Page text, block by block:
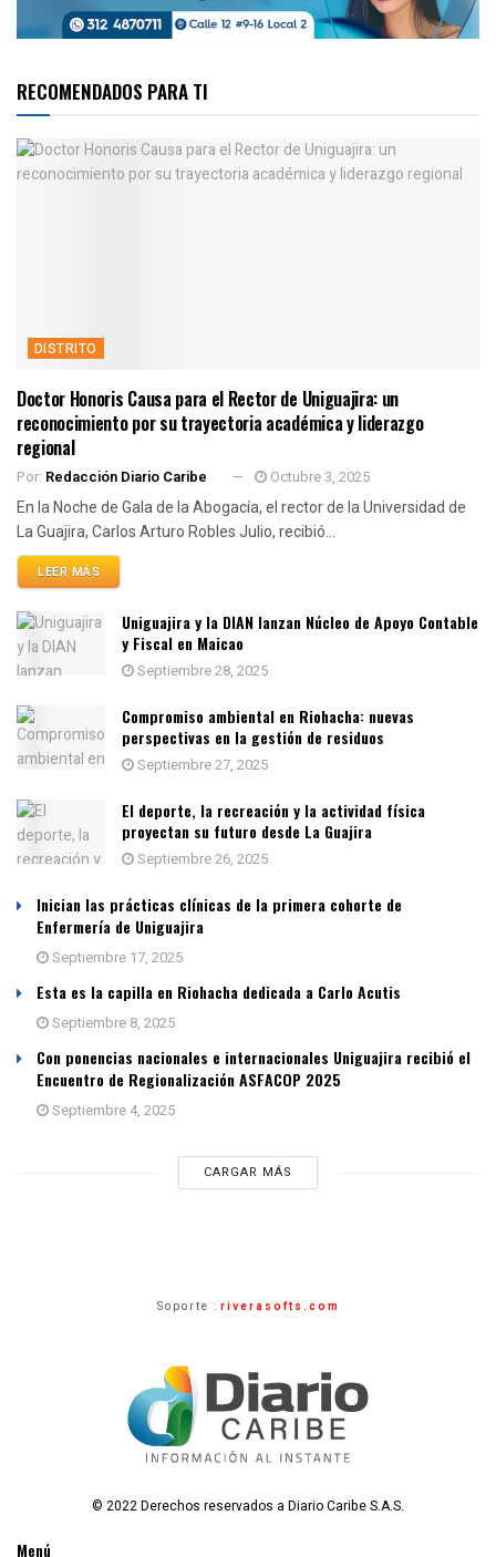
RECOMENDADOS PARA TI
DISTRITO
Doctor Honoris Causa para el Rector de Uniguajira: un
reconocimiento por su trayectoria académica y liderazgo
regional
Por: Redacción Diario Caribe Octubre 3, 2025
En la Noche de Gala de la Abogacía, el rector de la Universidad de
La Guajira, Carlos Arturo Robles Julio, recibió...
LEER MÁS
Uniguajira y la DIAN lanzan Núcleo de Apoyo Contable
y Fiscal en Maicao
Septiembre 28, 2025
Compromiso ambiental en Riohacha: nuevas
perspectivas en la gestión de residuos
Septiembre 27, 2025
El deporte, la recreación y la actividad física
proyectan su futuro desde La Guajira
Septiembre 26, 2025
Inician las prácticas clínicas de la primera cohorte de
Enfermería de Uniguajira
Septiembre 17, 2025
Esta es la capilla en Riohacha dedicada a Carlo Acutis
Septiembre 8, 2025
Con ponencias nacionales e internacionales Uniguajira recibió el
Encuentro de Regionalización ASFACOP 2025
Septiembre 4, 2025
CARGAR MÁS
Soporte : riverasofts.com
© 2022 Derechos reservados a Diario Caribe S.A.S.
Menú